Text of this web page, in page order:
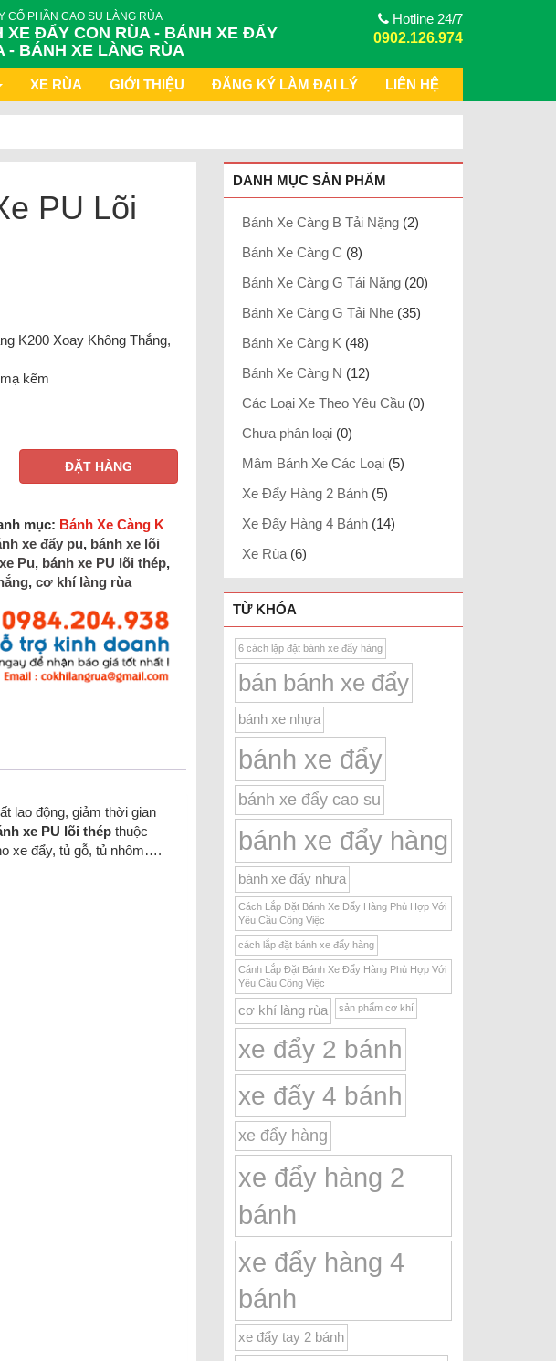
CỔ PHẦN CAO SU LÀNG RÙA
XE ĐẨY CON RÙA - BÁNH XE ĐẨY
- BÁNH XE LÀNG RÙA
Hotline 24/7
0902.126.974
XE RÙA GIỚI THIỆU ĐĂNG KÝ LÀM ĐẠI LÝ LIÊN HỆ
PU Lõi
K200 Xoay Không Thắng,
kẽm
ĐẶT HÀNG
mục: Bánh Xe Càng K
xe đẩy pu, bánh xe lõi
Pu, bánh xe PU lõi thép,
,cơ khí làng rùa
lao động, giảm thời gian
xe PU lõi thép thuộc
xe đẩy, tủ gỗ, tủ nhôm….
DANH MỤC SẢN PHẨM
Bánh Xe Càng B Tải Nặng (2)
Bánh Xe Càng C (8)
Bánh Xe Càng G Tải Nặng (20)
Bánh Xe Càng G Tải Nhẹ (35)
Bánh Xe Càng K (48)
Bánh Xe Càng N (12)
Các Loại Xe Theo Yêu Cầu (0)
Chưa phân loại (0)
Mâm Bánh Xe Các Loại (5)
Xe Đẩy Hàng 2 Bánh (5)
Xe Đẩy Hàng 4 Bánh (14)
Xe Rùa (6)
TỪ KHÓA
6 cách lặp đặt bánh xe đẩy hàng
bán bánh xe đẩy
bánh xe nhựa
bánh xe đẩy
bánh xe đẩy cao su
bánh xe đẩy hàng
bánh xe đẩy nhựa
Cách Lắp Đặt Bánh Xe Đẩy Hàng Phù Hợp Với
Yêu Cầu Công Việc
cách lắp đặt bánh xe đẩy hàng
Cánh Lắp Đặt Bánh Xe Đẩy Hàng Phù Hợp Với
Yêu Cầu Công Việc
cơ khí làng rùa sản phẩm cơ khí
xe đẩy 2 bánh
xe đẩy 4 bánh
xe đẩy hàng
xe đẩy hàng 2
bánh
xe đẩy hàng 4
bánh
xe đẩy tay 2 bánh